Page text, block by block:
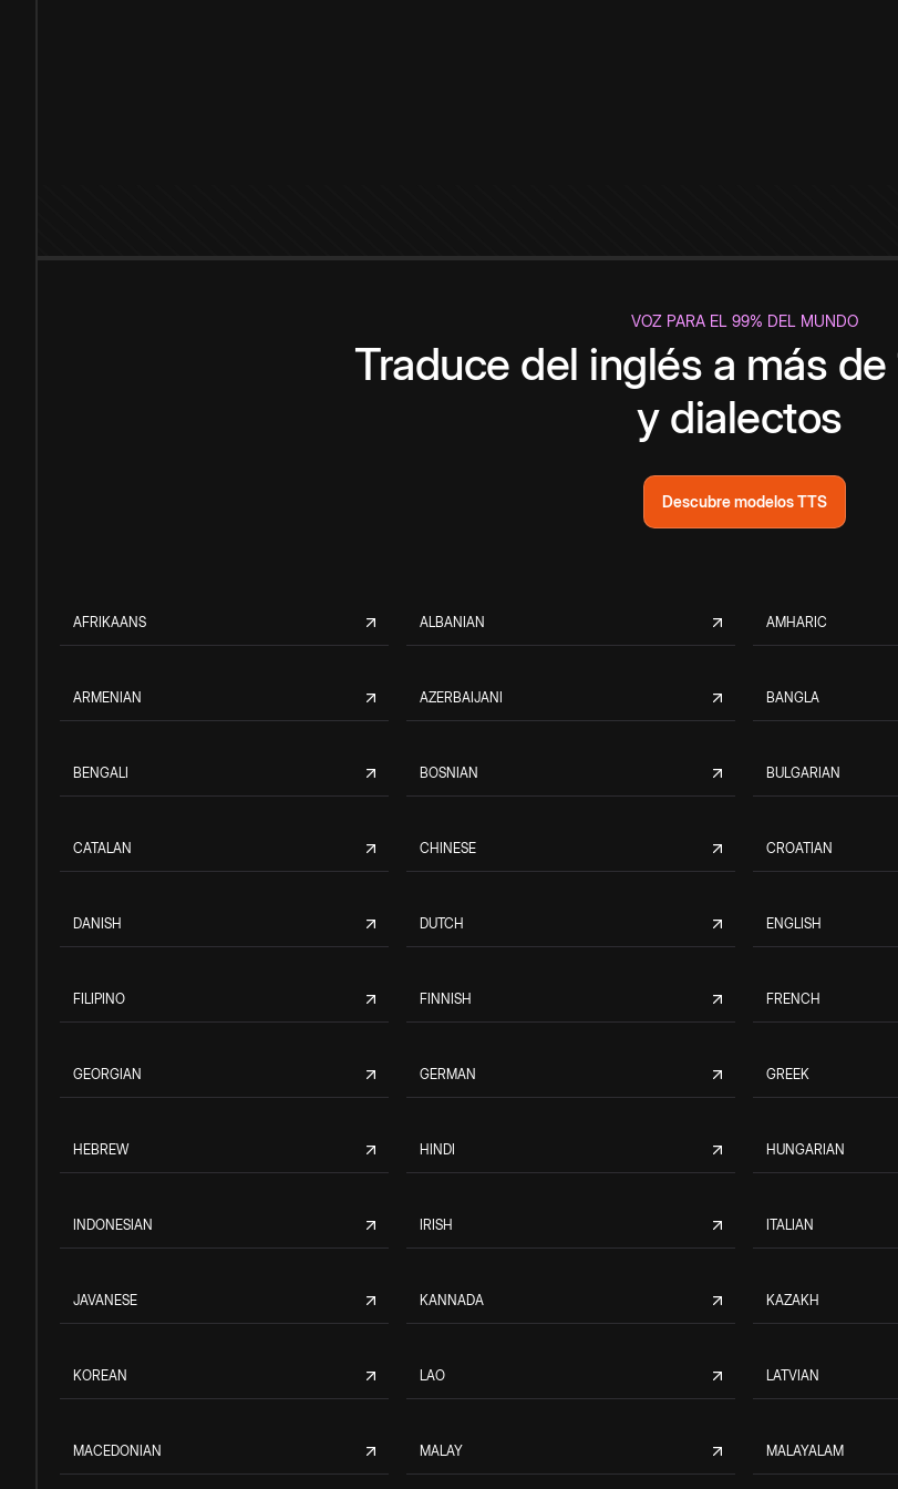
VOZ PARA EL 99% DEL MUNDO
Traduce del inglés a más
y dialectos
Descubre modelos TTS
AFRIKAANS ALBANIAN AMHARIC
ARMENIAN AZERBAIJANI BANGLA
BENGALI BOSNIAN BULGARIAN
CATALAN CHINESE CROATIAN
DANISH DUTCH ENGLISH
FILIPINO FINNISH FRENCH
GEORGIAN GERMAN GREEK
HEBREW HINDI HUNGARIAN
INDONESIAN IRISH ITALIAN
JAVANESE KANNADA KAZAKH
KOREAN LAO LATVIAN
MACEDONIAN MALAY MALAYALAM